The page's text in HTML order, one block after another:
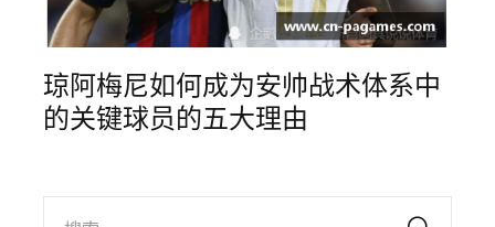
琼阿梅尼如何成为安帅战术体系中
的关键球员的五大理由